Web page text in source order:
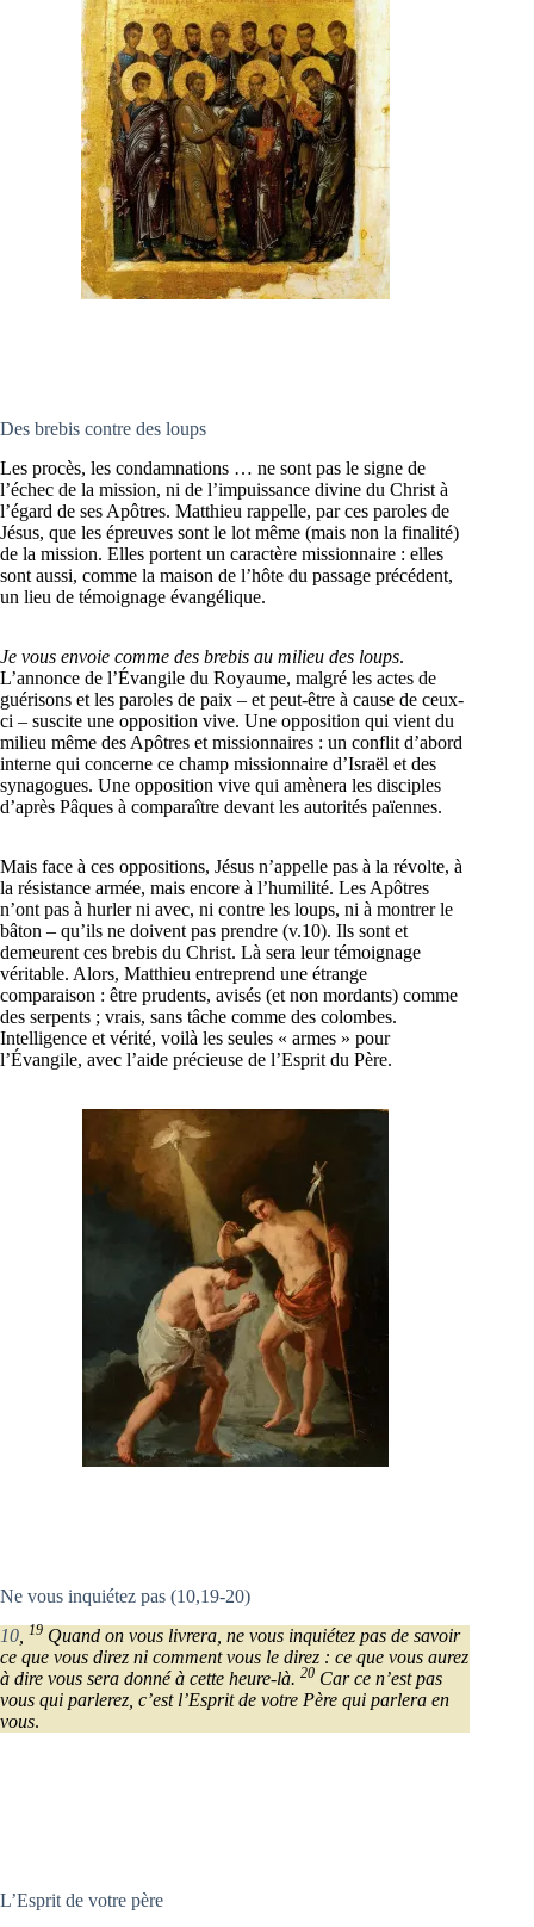
Des brebis contre des loups
Les procès, les condamnations … ne sont pas le signe de
l’échec de la mission, ni de l’impuissance divine du Christ à
l’égard de ses Apôtres. Matthieu rappelle, par ces paroles de
Jésus, que les épreuves sont le lot même (mais non la finalité)
de la mission. Elles portent un caractère missionnaire : elles
sont aussi, comme la maison de l’hôte du passage précédent,
un lieu de témoignage évangélique.
Je vous envoie comme des brebis au milieu des loups.
L’annonce de l’Évangile du Royaume, malgré les actes de
guérisons et les paroles de paix – et peut-être à cause de ceux-
ci – suscite une opposition vive. Une opposition qui vient du
milieu même des Apôtres et missionnaires : un conflit d’abord
interne qui concerne ce champ missionnaire d’Israël et des
synagogues. Une opposition vive qui amènera les disciples
d’après Pâques à comparaître devant les autorités païennes.
Mais face à ces oppositions, Jésus n’appelle pas à la révolte, à
la résistance armée, mais encore à l’humilité. Les Apôtres
n’ont pas à hurler ni avec, ni contre les loups, ni à montrer le
bâton – qu’ils ne doivent pas prendre (v.10). Ils sont et
demeurent ces brebis du Christ. Là sera leur témoignage
véritable. Alors, Matthieu entreprend une étrange
comparaison : être prudents, avisés (et non mordants) comme
des serpents ; vrais, sans tâche comme des colombes.
Intelligence et vérité, voilà les seules « armes » pour
l’Évangile, avec l’aide précieuse de l’Esprit du Père.
Ne vous inquiétez pas (10,19-20)
10 19 Quand on vous livrera, ne vous inquiétez pas de savoir
ce que vous direz ni comment vous le direz : ce que vous aurez
à dire vous sera donné à cette heure-là. 20 Car ce n’est pas
vous qui parlerez, c’est l’Esprit de votre Père qui parlera en
vous.
L’Esprit de votre père